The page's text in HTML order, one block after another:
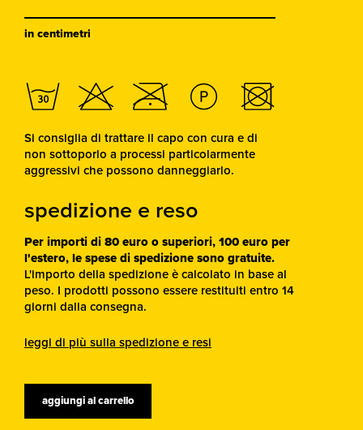
in centimetri
Si consiglia di trattare il capo con cura e di
non sottoporlo a processi particolarmente
aggressivi che possono danneggiarlo.
spedizione e reso
Per importi di 80 euro o superiori, 100 euro per
l'estero, le spese di spedizione sono gratuite.
L'importo della spedizione è calcolato in base al
peso. I prodotti possono essere restituiti entro 14
giorni dalla consegna.
leggi di più sulla spedizione e resi
aggiungi al carrello